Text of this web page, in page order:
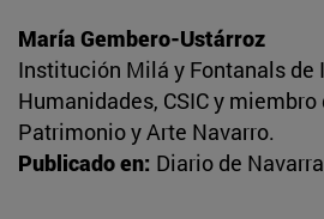
María Gembero-Ustárroz
Institución Milá y Fontanals de
Humanidades, CSIC y miembro
Patrimonio y Arte Navarro.
Publicado en: Diario de Navarra